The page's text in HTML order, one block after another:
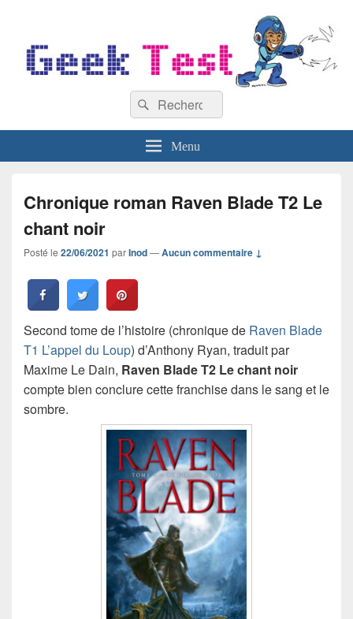
Recherche :
Rechercher
Menu
Chronique roman Raven Blade T2 Le
chant noir
Posté le 22/06/2021 parInod—Aucun commentaire ↓
Second tome de l’histoire (chronique de Raven Blade
T1 L’appel du Loup) d’Anthony Ryan, traduit par
Maxime Le Dain, Raven Blade T2 Le chant noir
compte bien conclure cette franchise dans le sang et le
sombre.